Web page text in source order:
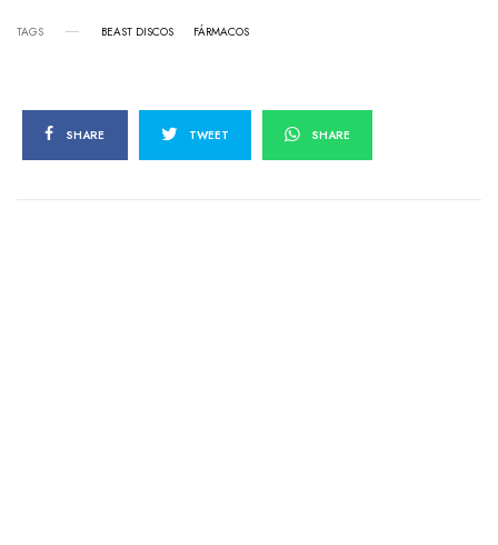
TAGS BEAST DISCOS FÁRMACOS
SHARE TWEET SHARE